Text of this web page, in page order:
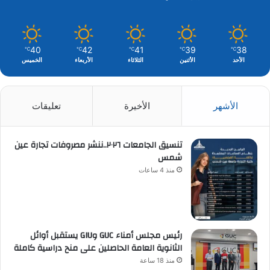
38
℃
الأحد
39
℃
الأثنين
41
℃
الثلاثاء
42
℃
الأربعاء
40
℃
الخميس
الأشهر الأخيرة تعليقات
تنسيق الجامعات ٢٠٢٦..ننشر مصروفات تجارة عين
شمس
منذ 4 ساعات
رئيس مجلس أمناء GUC وGIU يستقبل أوائل
الثانوية العامة الحاصلين على منح دراسية كاملة
منذ 18 ساعة